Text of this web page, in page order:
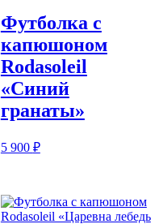
Футболка с
капюшоном
Rodasoleil
«Синий
гранаты»
5 900 ₽